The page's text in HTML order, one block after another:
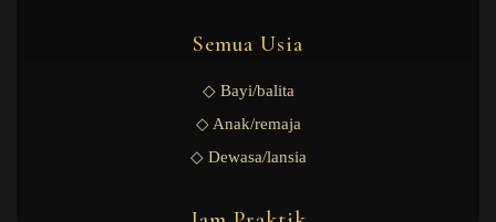
Semua Usia
◇ Bayi/balita
◇ Anak/remaja
◇ Dewasa/lansia